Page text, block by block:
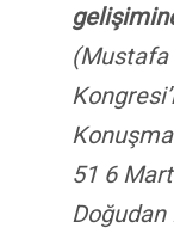
(Mustafa
Konuşma
51 6
Doğudan